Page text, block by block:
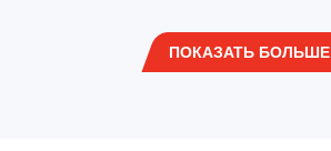
ПОКАЗАТЬ БОЛЬШЕ